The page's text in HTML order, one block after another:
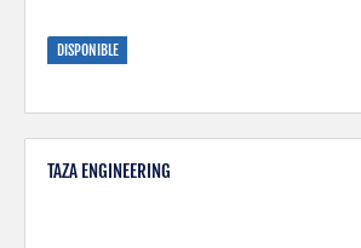
DISPONIBLE
TAZA ENGINEERING